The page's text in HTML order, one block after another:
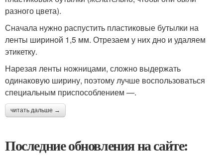
разного цвета).
Сначала нужно распустить пластиковые бутылки на
ленты шириной 1,5 мм. Отрезаем у них дно и удаляем
этикетку.
Нарезая ленты ножницами, сложно выдержать
одинаковую ширину, поэтому лучше воспользоваться
специальным приспособлением —.
читать дальше →
Последние обновления на сайте: